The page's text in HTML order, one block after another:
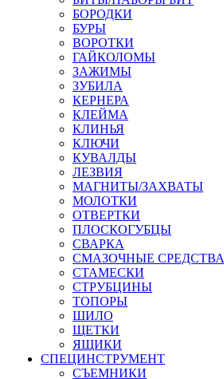
БОРОДКИ
БУРЫ
ВОРОТКИ
ГАЙКОЛОМЫ
ЗАЖИМЫ
ЗУБИЛА
КЕРНЕРА
КЛЕЙМА
КЛИНЬЯ
КЛЮЧИ
КУВАЛДЫ
ЛЕЗВИЯ
МАГНИТЫ/ЗАХВАТЫ
МОЛОТКИ
ОТВЕРТКИ
ПЛОСКОГУБЦЫ
СВАРКА
СМАЗОЧНЫЕ СРЕДСТВА
СТАМЕСКИ
СТРУБЦИНЫ
ТОПОРЫ
ШИЛО
ЩЕТКИ
ЯЩИКИ
СПЕЦИНСТРУМЕНТ
СЪЕМНИКИ